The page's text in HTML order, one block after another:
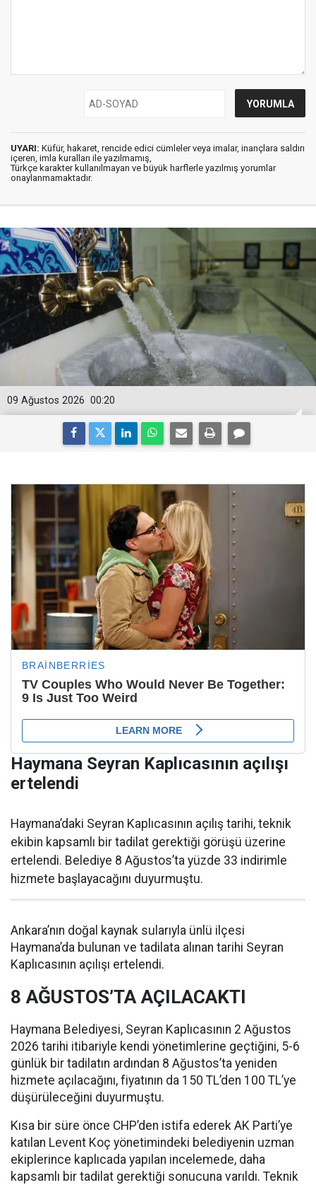
UYARI: Küfür, hakaret, rencide edici cümleler veya imalar, inançlara saldırı
içeren, imla kuralları ile yazılmamış,
Türkçe karakter kullanılmayan ve büyük harflerle yazılmış yorumlar
onaylanmamaktadır.
00:20
09 Ağustos 2026
Haymana Seyran Kaplıcasının açılışı
ertelendi
Haymana’daki Seyran Kaplıcasının açılış tarihi, teknik
ekibin kapsamlı bir tadilat gerektiği görüşü üzerine
ertelendi. Belediye 8 Ağustos’ta yüzde 33 indirimle
hizmete başlayacağını duyurmuştu.
Ankara’nın doğal kaynak sularıyla ünlü ilçesi
Haymana’da bulunan ve tadilata alınan tarihi Seyran
Kaplıcasının açılışı ertelendi.
8 AĞUSTOS’TA AÇILACAKTI
Haymana Belediyesi, Seyran Kaplıcasının 2 Ağustos
2026 tarihi itibariyle kendi yönetimlerine geçtiğini, 5-6
günlük bir tadilatın ardından 8 Ağustos’ta yeniden
hizmete açılacağını, fiyatının da 150 TL’den 100 TL’ye
düşürüleceğini duyurmuştu.
Kısa bir süre önce CHP’den istifa ederek AK Parti’ye
katılan Levent Koç yönetimindeki belediyenin uzman
ekiplerince kaplıcada yapılan incelemede, daha
kapsamlı bir tadilat gerektiği sonucuna varıldı. Teknik